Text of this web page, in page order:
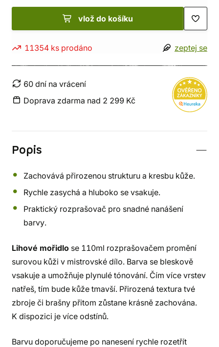
vlož do košíku
11354 ks prodáno zeptej se
60 dní na vrácení
Doprava zdarma nad 2 299 Kč
Popis
Zachovává přirozenou strukturu a kresbu kůže.
Rychle zasychá a hluboko se vsakuje.
Praktický rozprašovač pro snadné nanášení
barvy.
Lihové mořidlo se 110ml rozprašovačem promění
surovou kůži v mistrovské dílo. Barva se bleskově
vsakuje a umožňuje plynulé tónování. Čím více vrstev
natřeš, tím bude kůže tmavší. Přirozená textura tvé
zbroje či brašny přitom zůstane krásně zachována.
K dispozici je více odstínů.
Barvu doporučujeme po nanesení rychle rozetřít